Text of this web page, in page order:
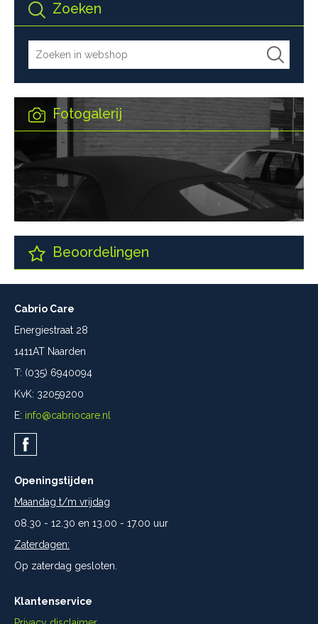
Zoeken
Fotogalerij
Beoordelingen
Cabrio Care
Energiestraat 28
1411AT Naarden
T: (035) 6940094
KvK: 32059200
E: info@cabriocare.nl
Openingstijden
Maandag t/m vrijdag
08.30 - 12.30 en 13.00 - 17.00 uur
Zaterdagen:
Op zaterdag gesloten.
Klantenservice